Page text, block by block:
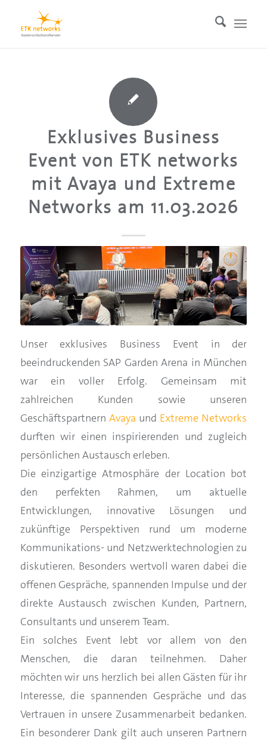
Exklusives Business
Event von ETK networks
mit Avaya und Extreme
Networks am 11.03.2026
Unser exklusives Business Event in der
beeindruckenden SAP Garden Arena in München
war ein voller Erfolg. Gemeinsam mit
zahlreichen Kunden sowie unseren
Geschäftspartnern Avaya und Extreme Networks
durften wir einen inspirierenden und zugleich
persönlichen Austausch erleben.
Die einzigartige Atmosphäre der Location bot
den perfekten Rahmen, um aktuelle
Entwicklungen, innovative Lösungen und
zukünftige Perspektiven rund um moderne
Kommunikations- und Netzwerktechnologien zu
diskutieren. Besonders wertvoll waren dabei die
offenen Gespräche, spannenden Impulse und der
direkte Austausch zwischen Kunden, Partnern,
Consultants und unserem Team.
Ein solches Event lebt vor allem von den
Menschen, die daran teilnehmen. Daher
möchten wir uns herzlich bei allen Gästen für ihr
Interesse, die spannenden Gespräche und das
Vertrauen in unsere Zusammenarbeit bedanken.
Ein besonderer Dank gilt auch unseren Partnern